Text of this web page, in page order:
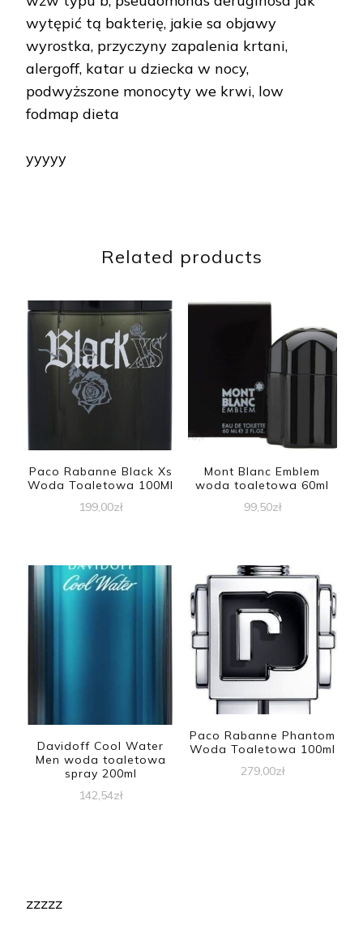
wytępić tą bakterię, jakie sa objawy
wyrostka, przyczyny zapalenia krtani,
alergoff, katar u dziecka w nocy,
podwyższone monocyty we krwi, low
fodmap dieta
yyyyy
Related products
Paco Rabanne Black Xs
Woda Toaletowa 100Ml
199,00zł
Mont Blanc Emblem
woda toaletowa 60ml
99,50zł
Davidoff Cool Water
Men woda toaletowa
spray 200ml
142,54zł
Paco Rabanne Phantom
Woda Toaletowa 100ml
279,00zł
zzzzz